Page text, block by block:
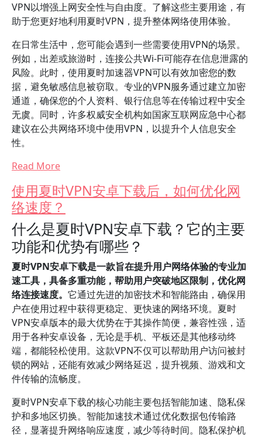
VPN以增强上网安全性与自由度。了解这些主要用途，有
助于您更好地利用夏时VPN，提升整体网络使用体验。
在日常生活中，您可能会遇到一些需要使用VPN的场景。
例如，出差或旅游时，连接公共Wi-Fi可能存在信息泄露的
风险。此时，使用夏时加速器VPN可以有效加密您的数
据，避免敏感信息被窃取。专业的VPN服务通过建立加密
通道，确保您的个人资料、银行信息等在传输过程中安全
无虞。同时，许多权威安全机构如国家互联网应急中心都
建议在公共网络环境中使用VPN，以提升个人信息安全
性。
Read More
使用夏时VPN安卓下载后，如何优化网
络速度？
什么是夏时VPN安卓下载？它的主要
功能和优势有哪些？
夏时VPN安卓下载是一款旨在提升用户网络体验的专业加
速工具，具备多重功能，帮助用户突破地区限制，优化网
络连接速度。 它通过先进的加密技术和智能路由，确保用
户在使用过程中获得更稳定、更快速的网络环境。夏时
VPN安卓版本的最大优势在于其操作简便，兼容性强，适
用于各种安卓设备，无论是手机、平板还是其他移动终
端，都能轻松使用。这款VPN不仅可以帮助用户访问被封
锁的网站，还能有效减少网络延迟，提升视频、游戏和文
件传输的流畅度。
夏时VPN安卓下载的核心功能主要包括智能加速、隐私保
护和多地区切换。智能加速技术通过优化数据包传输路
径，显著提升网络响应速度，减少等待时间。隐私保护机